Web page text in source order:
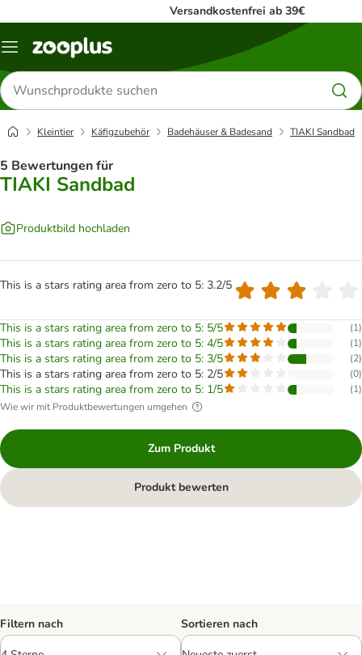
Versandkostenfrei ab 39€
Menü
Produkte
suchen
Kleintier Käfigzubehör Badehäuser & Badesand TIAKI Sandbad
5 Bewertungen für
TIAKI Sandbad
Produktbild hochladen
This is a stars rating area from zero to 5: 3.2/5
This is a stars rating area from zero to 5: 5/5 (1)
This is a stars rating area from zero to 5: 4/5 (1)
This is a stars rating area from zero to 5: 3/5 (2)
This is a stars rating area from zero to 5: 2/5 (0)
This is a stars rating area from zero to 5: 1/5 (1)
Wie wir mit Produktbewertungen umgehen
Zum Produkt
Produkt bewerten
Filtern nach Sortieren nach